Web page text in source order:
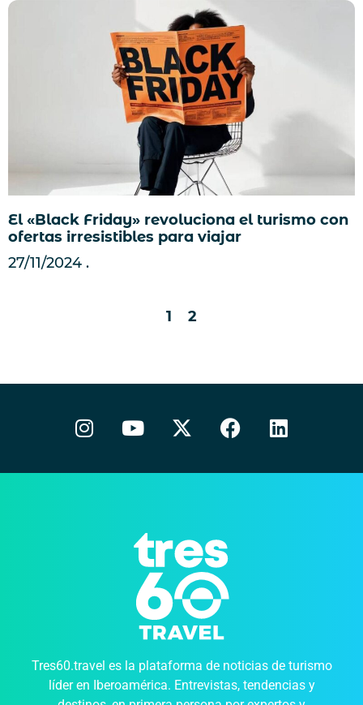
El «Black Friday» revoluciona el turismo con
ofertas irresistibles para viajar
27/11/2024
1 2
Tres60.travel es la plataforma de noticias de turismo
líder en Iberoamérica. Entrevistas, tendencias y